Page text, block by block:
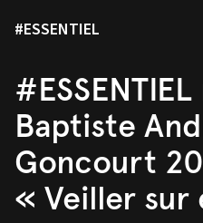
#ESSENTIEL
Baptiste
Goncourt
« Veiller sur